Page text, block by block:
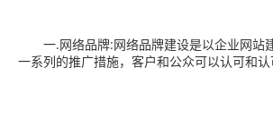
一.网络品牌:网络品牌建设是以企业网站
一系列的推广措施，客户和公众可以认可和认